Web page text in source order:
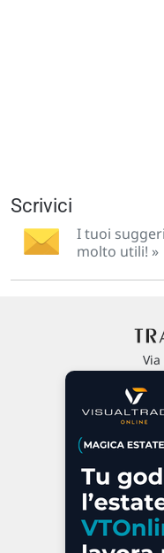
Scrivici
I tuoi
molto utili! »